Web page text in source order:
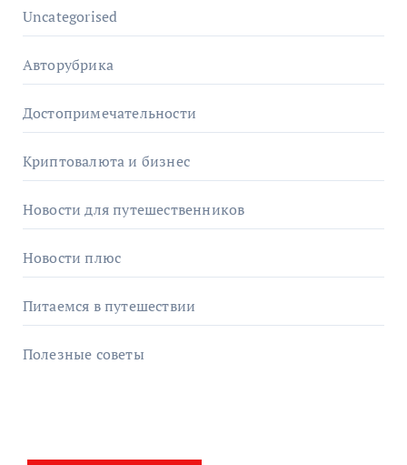
Uncategorised
Авторубрика
Достопримечательности
Криптовалюта и бизнес
Новости для путешественников
Новости плюс
Питаемся в путешествии
Полезные советы